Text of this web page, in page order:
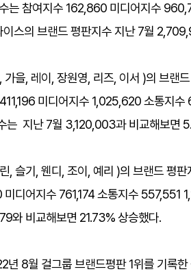
는 참여지수 162,860 미디어지수
스의 브랜드 평판지수 지난 7월
가을, 레이, 장원영, 리즈, 이서 )의 브랜
미디어지수 1,025,620 소통지
는 지난 7월 3,120,003과 비교해보면
, 슬기, 웬디, 조이, 예리 )의 브랜드 평
디어지수 761,174 소통지수 557,551
와 비교해보면 21.73% 상승했다.​
8월 걸그룹 브랜드평판 1위를 기록